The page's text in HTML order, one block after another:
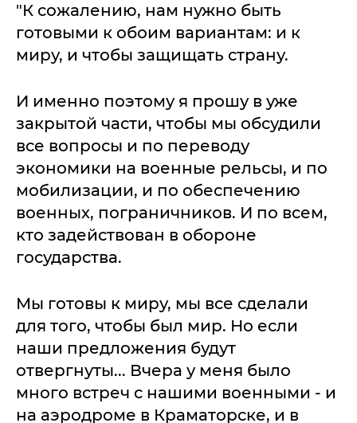
"К сожалению, нам нужно быть
готовыми к обоим вариантам: и к
миру, и чтобы защищать страну.
И именно поэтому я прошу в уже
закрытой части, чтобы мы обсудили
все вопросы и по переводу
экономики на военные рельсы, и по
мобилизации, и по обеспечению
военных, пограничников. И по всем,
кто задействован в обороне
государства.
Мы готовы к миру, мы все сделали
для того, чтобы был мир. Но если
наши предложения будут
отвергнуты... Вчера у меня было
много встреч с нашими военными - и
на аэродроме в Краматорске, и в